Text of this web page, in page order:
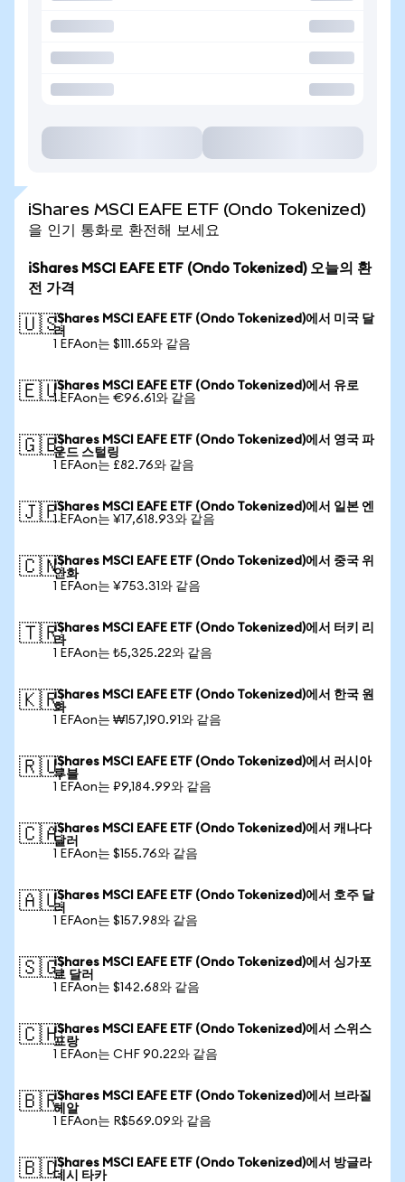
iShares MSCI EAFE ETF (Ondo Tokenized)
을 인기 통화로 환전해 보세요
iShares MSCI EAFE ETF (Ondo Tokenized) 오늘의 환
전 가격
🇺🇸iShares MSCI EAFE ETF (Ondo Tokenized)에서 미국 달
러
1 EFAon는 $111.65와 같음
🇪🇺iShares MSCI EAFE ETF (Ondo Tokenized)에서 유로
1 EFAon는 €96.61와 같음
🇬🇧iShares MSCI EAFE ETF (Ondo Tokenized)에서 영국 파
운드 스털링
1 EFAon는 £82.76와 같음
🇯🇵iShares MSCI EAFE ETF (Ondo Tokenized)에서 일본 엔
1 EFAon는 ¥17,618.93와 같음
🇨🇳iShares MSCI EAFE ETF (Ondo Tokenized)에서 중국 위
안화
1 EFAon는 ¥753.31와 같음
🇹🇷iShares MSCI EAFE ETF (Ondo Tokenized)에서 터키 리
라
1 EFAon는 ₺5,325.22와 같음
🇰🇷iShares MSCI EAFE ETF (Ondo Tokenized)에서 한국 원
화
1 EFAon는 ₩157,190.91와 같음
🇷🇺iShares MSCI EAFE ETF (Ondo Tokenized)에서 러시아
루블
1 EFAon는 ₽9,184.99와 같음
🇨🇦iShares MSCI EAFE ETF (Ondo Tokenized)에서 캐나다
달러
1 EFAon는 $155.76와 같음
🇦🇺iShares MSCI EAFE ETF (Ondo Tokenized)에서 호주 달
러
1 EFAon는 $157.98와 같음
🇸🇬iShares MSCI EAFE ETF (Ondo Tokenized)에서 싱가포
르 달러
1 EFAon는 $142.68와 같음
🇨🇭iShares MSCI EAFE ETF (Ondo Tokenized)에서 스위스
프랑
1 EFAon는 CHF 90.22와 같음
🇧🇷iShares MSCI EAFE ETF (Ondo Tokenized)에서 브라질
헤알
1 EFAon는 R$569.09와 같음
🇧🇩iShares MSCI EAFE ETF (Ondo Tokenized)에서 방글라
데시 타카